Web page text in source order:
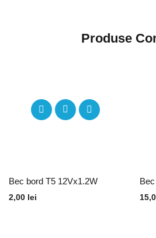
Produse
Bec bord T5 12Vx1.2W
2,00 lei